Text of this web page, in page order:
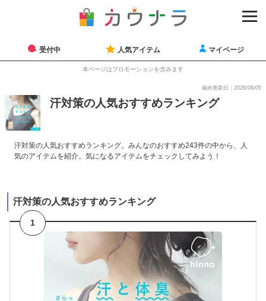
受付中 人気アイテム マイページ
本ページはプロモーションを含みます
最終更新日：2026/08/05
汗対策の人気おすすめランキング
汗対策の人気おすすめランキング。みんなのおすすめ243件の中から、人
気のアイテムを紹介。気になるアイテムをチェックしてみよう！
汗対策の人気おすすめランキング
1